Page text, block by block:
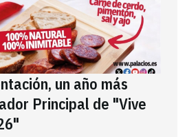
un año más
Principal de "Vive